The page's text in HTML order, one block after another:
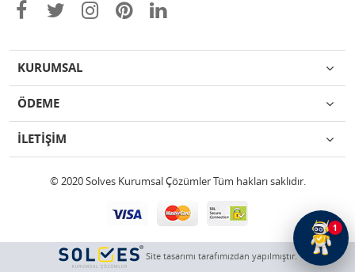
1
KURUMSAL
ÖDEME
İLETİŞİM
© 2020 Solves Kurumsal Çözümler Tüm hakları saklıdır.
Site tasarımı tarafımızdan yapılmıştır.